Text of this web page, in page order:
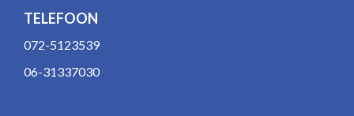
TELEFOON
072-5123539
06-31337030